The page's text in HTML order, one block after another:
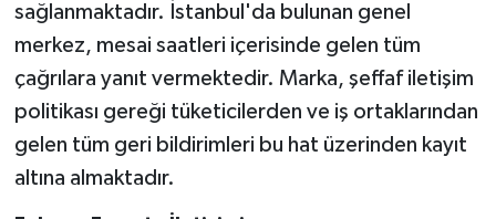
sağlanmaktadır. İstanbul'da bulunan genel
merkez, mesai saatleri içerisinde gelen tüm
çağrılara yanıt vermektedir. Marka, şeffaf iletişim
politikası gereği tüketicilerden ve iş ortaklarından
gelen tüm geri bildirimleri bu hat üzerinden kayıt
altına almaktadır.